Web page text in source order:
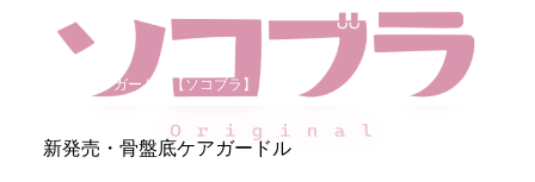
骨盤底ケアガードル【ソコブラ】
新発売・骨盤底ケアガードル